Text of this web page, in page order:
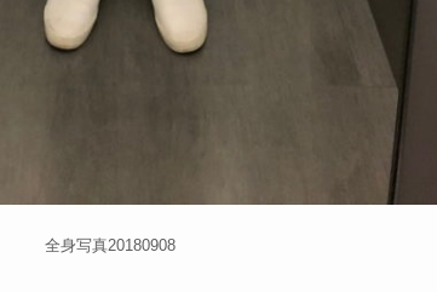
全身写真20180908